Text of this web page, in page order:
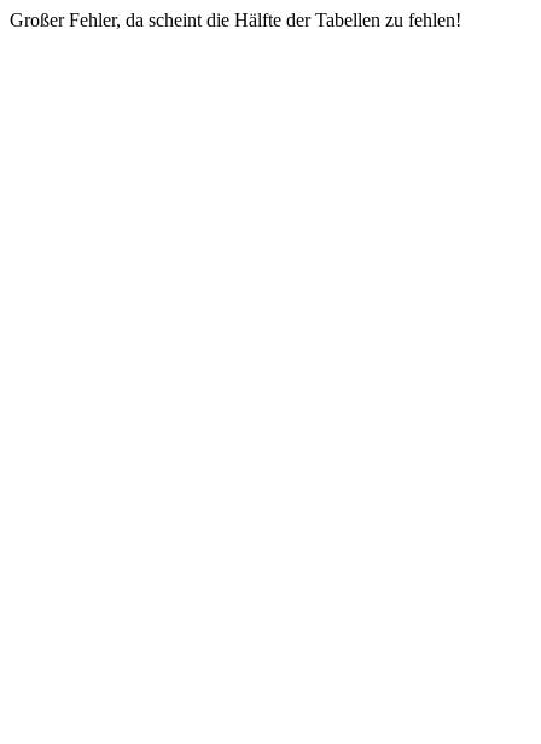
Großer Fehler, da scheint die Hälfte der Tabellen zu fehlen!